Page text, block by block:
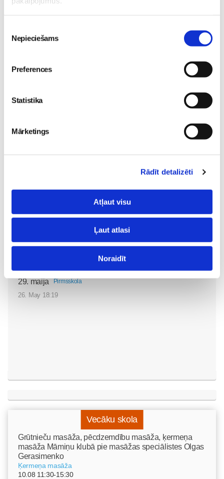
izvēle
Nepieciešams
Preferences
Statistika
Mārketings
Rādīt detalizēti
Atļaut visu
Ļaut atlasi
Noraidīt
Pirmsskola
gatavot un ēst veselīgāk
bērnu diennakts nometne
„LEĢENDĀRIE” - episks
ģimenei kinoteātros no
29. maija
Pirmsskola
26. May 18:19
Vecāku skola
Grūtnieču masāža, pēcdzemdību masāža, ķermeņa
masāža Māmiņu klubā pie masāžas speciālistes Olgas
Gerasimenko
Ķermeņa masāža
10.08 11:30-15:30